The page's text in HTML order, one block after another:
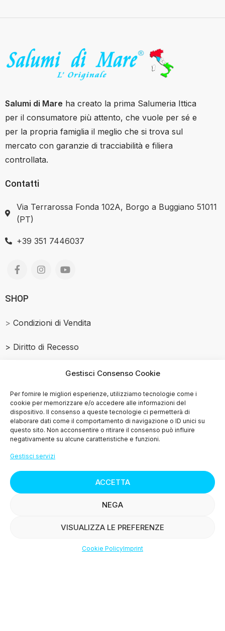
Gestisci Consenso Cookie
Per fornire le migliori esperienze, utilizziamo tecnologie come i
cookie per memorizzare e/o accedere alle informazioni del
dispositivo. Il consenso a queste tecnologie ci permetterà di
elaborare dati come il comportamento di navigazione o ID unici su
questo sito. Non acconsentire o ritirare il consenso può influire
negativamente su alcune caratteristiche e funzioni.
Gestisci servizi
ACCETTA
NEGA
VISUALIZZA LE PREFERENZE
Cookie PolicyImprint
Salumi di Mare ha creato la prima Salumeria Ittica
per il consumatore più attento, che vuole per sé e
per la propria famiglia il meglio che si trova sul
mercato con garanzie di tracciabilità e filiera
controllata.
Contatti
Via Terrarossa Fonda 102A, Borgo a Buggiano 51011
(PT)
+39 351 7446037
SHOP
> Condizioni di Vendita
> Diritto di Recesso
Salmone Affumicato
> Privacy Policy
> Cookie Policy (UE)
MENU
> I nostri prodotti
Filters Wishlist